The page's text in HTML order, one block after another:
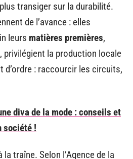
transiger sur la durabilité.
de l’avance : elles
leurs matières premières,
la production locale
d’ordre : raccourcir les circuits,
diva de la mode : conseils et
société !
traîne. Selon l’Agence de la